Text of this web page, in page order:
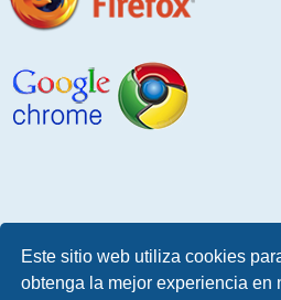
Este sitio web utiliza cookies
obtenga la mejor experiencia en